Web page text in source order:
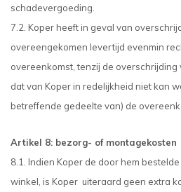
schadevergoeding.
7.2. Koper heeft in geval van
overeengekomen levertijd evenmin
overeenkomst, tenzij de
dat van Koper in redelijkheid niet kan
betreffende gedeelte van) de
Artikel 8: bezorg- of montagekosten
8.1. Indien Koper de door hem
winkel, is Koper uiteraard geen extra